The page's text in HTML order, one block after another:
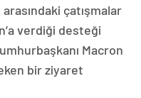
çatışmalar
verdiği desteği
Macron
bir ziyaret